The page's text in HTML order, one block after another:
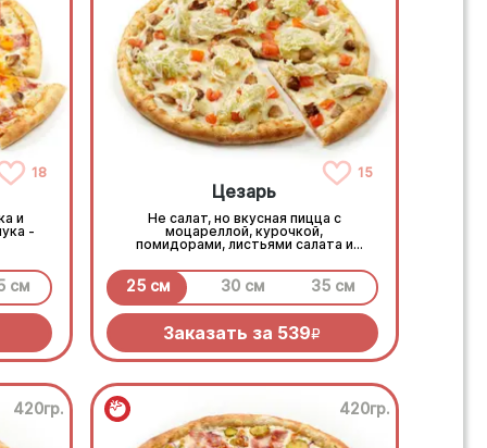
18
и
-
см
15
Цезарь
Не салат, но вкусная пицца с
моцареллой, курочкой,
помидорами, листьями салата и
фирменным соусом
25 см 30 см 35 см
Заказать за 539R
420гр. 420гр.